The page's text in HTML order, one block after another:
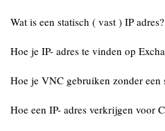
Wat is een statisch ( vast ) IP adres?
Hoe je IP- adres te vinden op
Hoe je VNC gebruiken zonder een
Hoe een IP- adres verkrijgen voor